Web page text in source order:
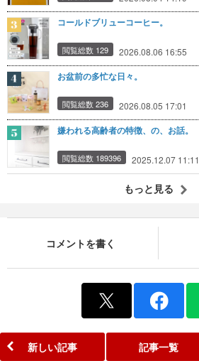
コールドブリューコーヒー。
閲覧総数 129 2026.08.06 16:55
お盆前の多忙な日々。
閲覧総数 236 2026.08.05 17:01
嫌われる高齢者の特徴、の、お話。
閲覧総数 189396 2025.12.07 11:11
もっと見る
コメントを書く
新しい記事 記事一覧